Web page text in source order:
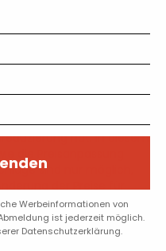
Werbeinformationen von
ist jederzeit möglich.
Datenschutzerklärung.